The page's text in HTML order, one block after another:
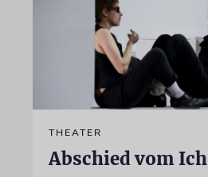
THEATER
Abschied vom Ich